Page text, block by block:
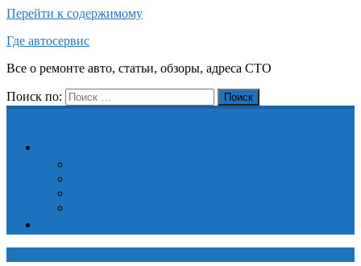
Перейти к содержимому
Где автосервис
Все о ремонте авто, статьи, обзоры, адреса СТО
Поиск по: Поиск